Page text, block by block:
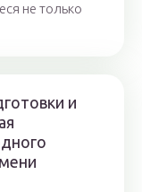
не только
и